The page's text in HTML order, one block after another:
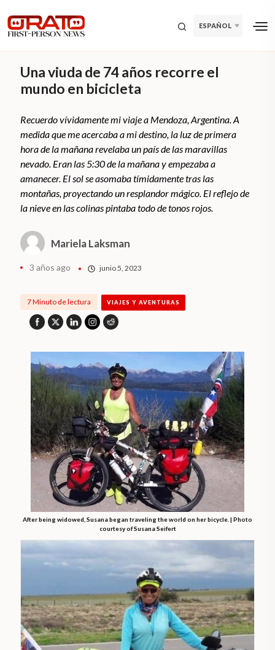
ESPAÑOL
Una viuda de 74 años recorre el
mundo en bicicleta
Recuerdo vívidamente mi viaje a Mendoza, Argentina. A
medida que me acercaba a mi destino, la luz de primera
hora de la mañana revelaba un país de las maravillas
nevado. Eran las 5:30 de la mañana y empezaba a
amanecer. El sol se asomaba tímidamente tras las
montañas, proyectando un resplandor mágico. El reflejo de
la nieve en las colinas pintaba todo de tonos rojos.
Mariela Laksman
3 años ago junio 5, 2023
7 Minuto de lectura VIAJES Y AVENTURAS
After being widowed, Susana began traveling the world on her bicycle. | Photo
courtesy of Susana Seifert